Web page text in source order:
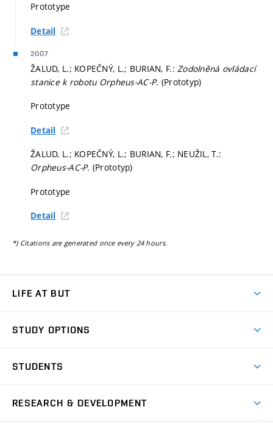
Prototype
Detail
2007
ŽALUD, L.; KOPEČNÝ, L.; BURIAN, F.:Zodolněná ovládací
stanice k robotu Orpheus-AC-P. (Prototyp)
Prototype
Detail
ŽALUD, L.; KOPEČNÝ, L.; BURIAN, F.; NEUŽIL, T.:
Orpheus-AC-P. (Prototyp)
Prototype
Detail
*) Citations are generated once every 24 hours.
LIFE AT BUT
Dormitories
Sport
STUDY OPTIONS
Degree studies in English
STUDENTS
RESEARCH & DEVELOPMENT